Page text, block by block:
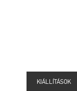
KIÁLLÍTÁSOK